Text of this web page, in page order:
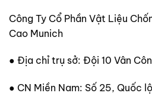
Công Ty Cổ Phần Vật Liệu
Cao Munich
● Địa chỉ trụ sở: Đội 10 Vân
● CN Miền Nam: Số 25, Quốc